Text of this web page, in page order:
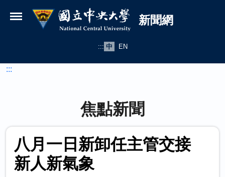
國立中央大學新聞網
新聞網
::: 中 EN
:::
焦點新聞
八月一日新卸任主管交接
新人新氣象